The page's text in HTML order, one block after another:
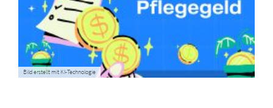
Bild erstellt mit KI-Technologie